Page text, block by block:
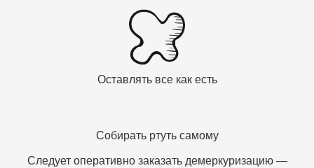
Оставлять все как есть
Собирать ртуть самому
Следует оперативно заказать демеркуризацию —